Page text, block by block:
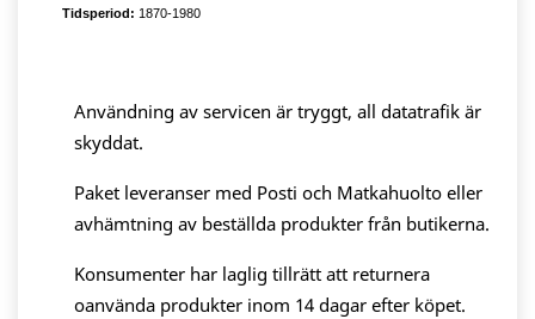
Tidsperiod: 1870-1980
Användning av servicen är tryggt, all datatrafik är
skyddat.
Paket leveranser med Posti och Matkahuolto eller
avhämtning av beställda produkter från butikerna.
Konsumenter har laglig tillrätt att returnera
oanvända produkter inom 14 dagar efter köpet.